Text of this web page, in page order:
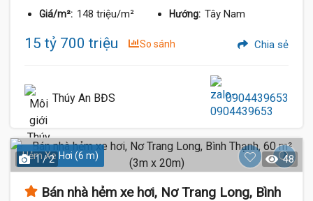
Giá/m²: 148 triệu/m² Hướng: Tây Nam
15 tỷ 700 triệu So sánh Chia sẻ
Thúy An BĐS 0904439653
Hẻm Xe Hơi (6 m)
1 / 2 48
Bán nhà hẻm xe hơi, Nơ Trang Long, Bình